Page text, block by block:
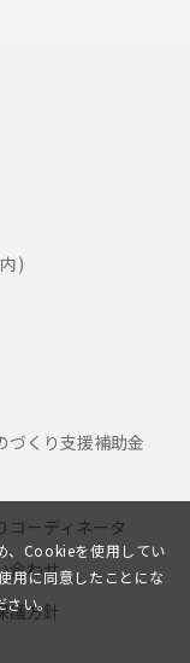
)
づくり支援補助金
コーディネータ
合わせ
護方針
、Cookieを使用してい
用に同意したことにな
さい。